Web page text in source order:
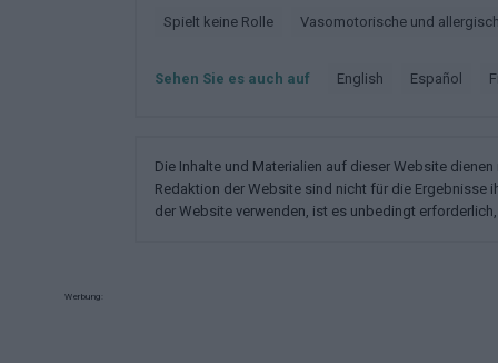
Spielt keine Rolle Vasomotorische und
Sehen Sie es auch auf english español
Die Inhalte und Materialien auf dieser Website
Redaktion der Website sind nicht für die Ergebnisse
der Website verwenden, ist es unbedingt
Werbung: